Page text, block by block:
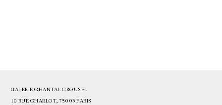
GALERIE CHANTAL CROUSEL
10 RUE CHARLOT, 75003 PARIS